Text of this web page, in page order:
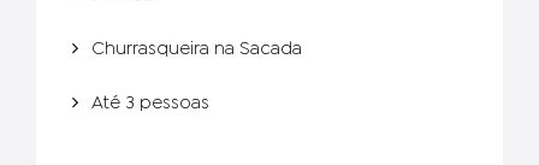
Churrasqueira na Sacada
Até 3 pessoas